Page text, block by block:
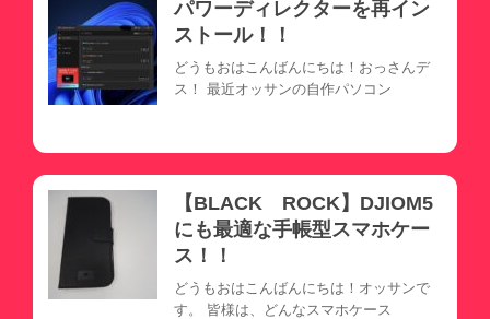
パワーディレクターを再イン
ストール！！
どうもおはこんばんにちは！おっさんデ
ス！ 最近オッサンの自作パソコン
【BLACK ROCK】DJIOM5
にも最適な手帳型スマホケー
ス！！
どうもおはこんばんにちは！オッサンで
す。 皆様は、どんなスマホケース